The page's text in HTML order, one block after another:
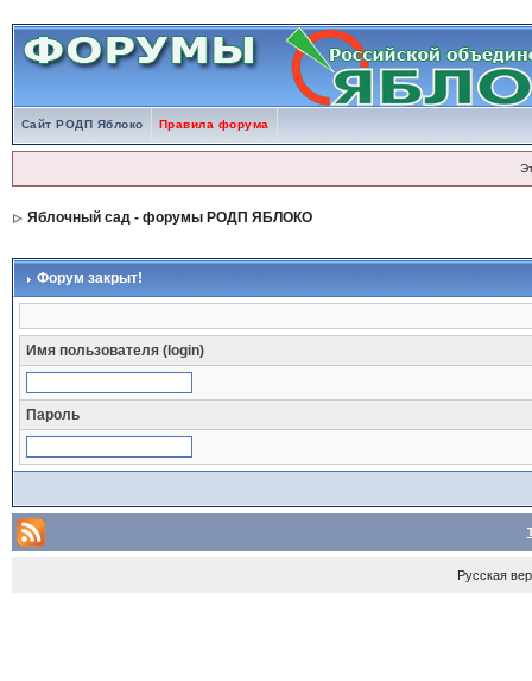
Сайт РОДП Яблоко Правила форума
Яблочный сад - форумы РОДП ЯБЛОКО
Форум закрыт!
Имя пользователя (login)
Пароль
Русская